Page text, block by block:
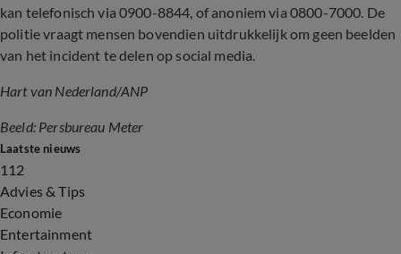
kan telefonisch via 0900-8844, of anoniem via 0800-7000. De
politie vraagt mensen bovendien uitdrukkelijk om geen beelden
van het incident te delen op social media.
Hart van Nederland/ANP
Beeld: Persbureau Meter
Laatste nieuws
112
Advies & Tips
Economie
Entertainment